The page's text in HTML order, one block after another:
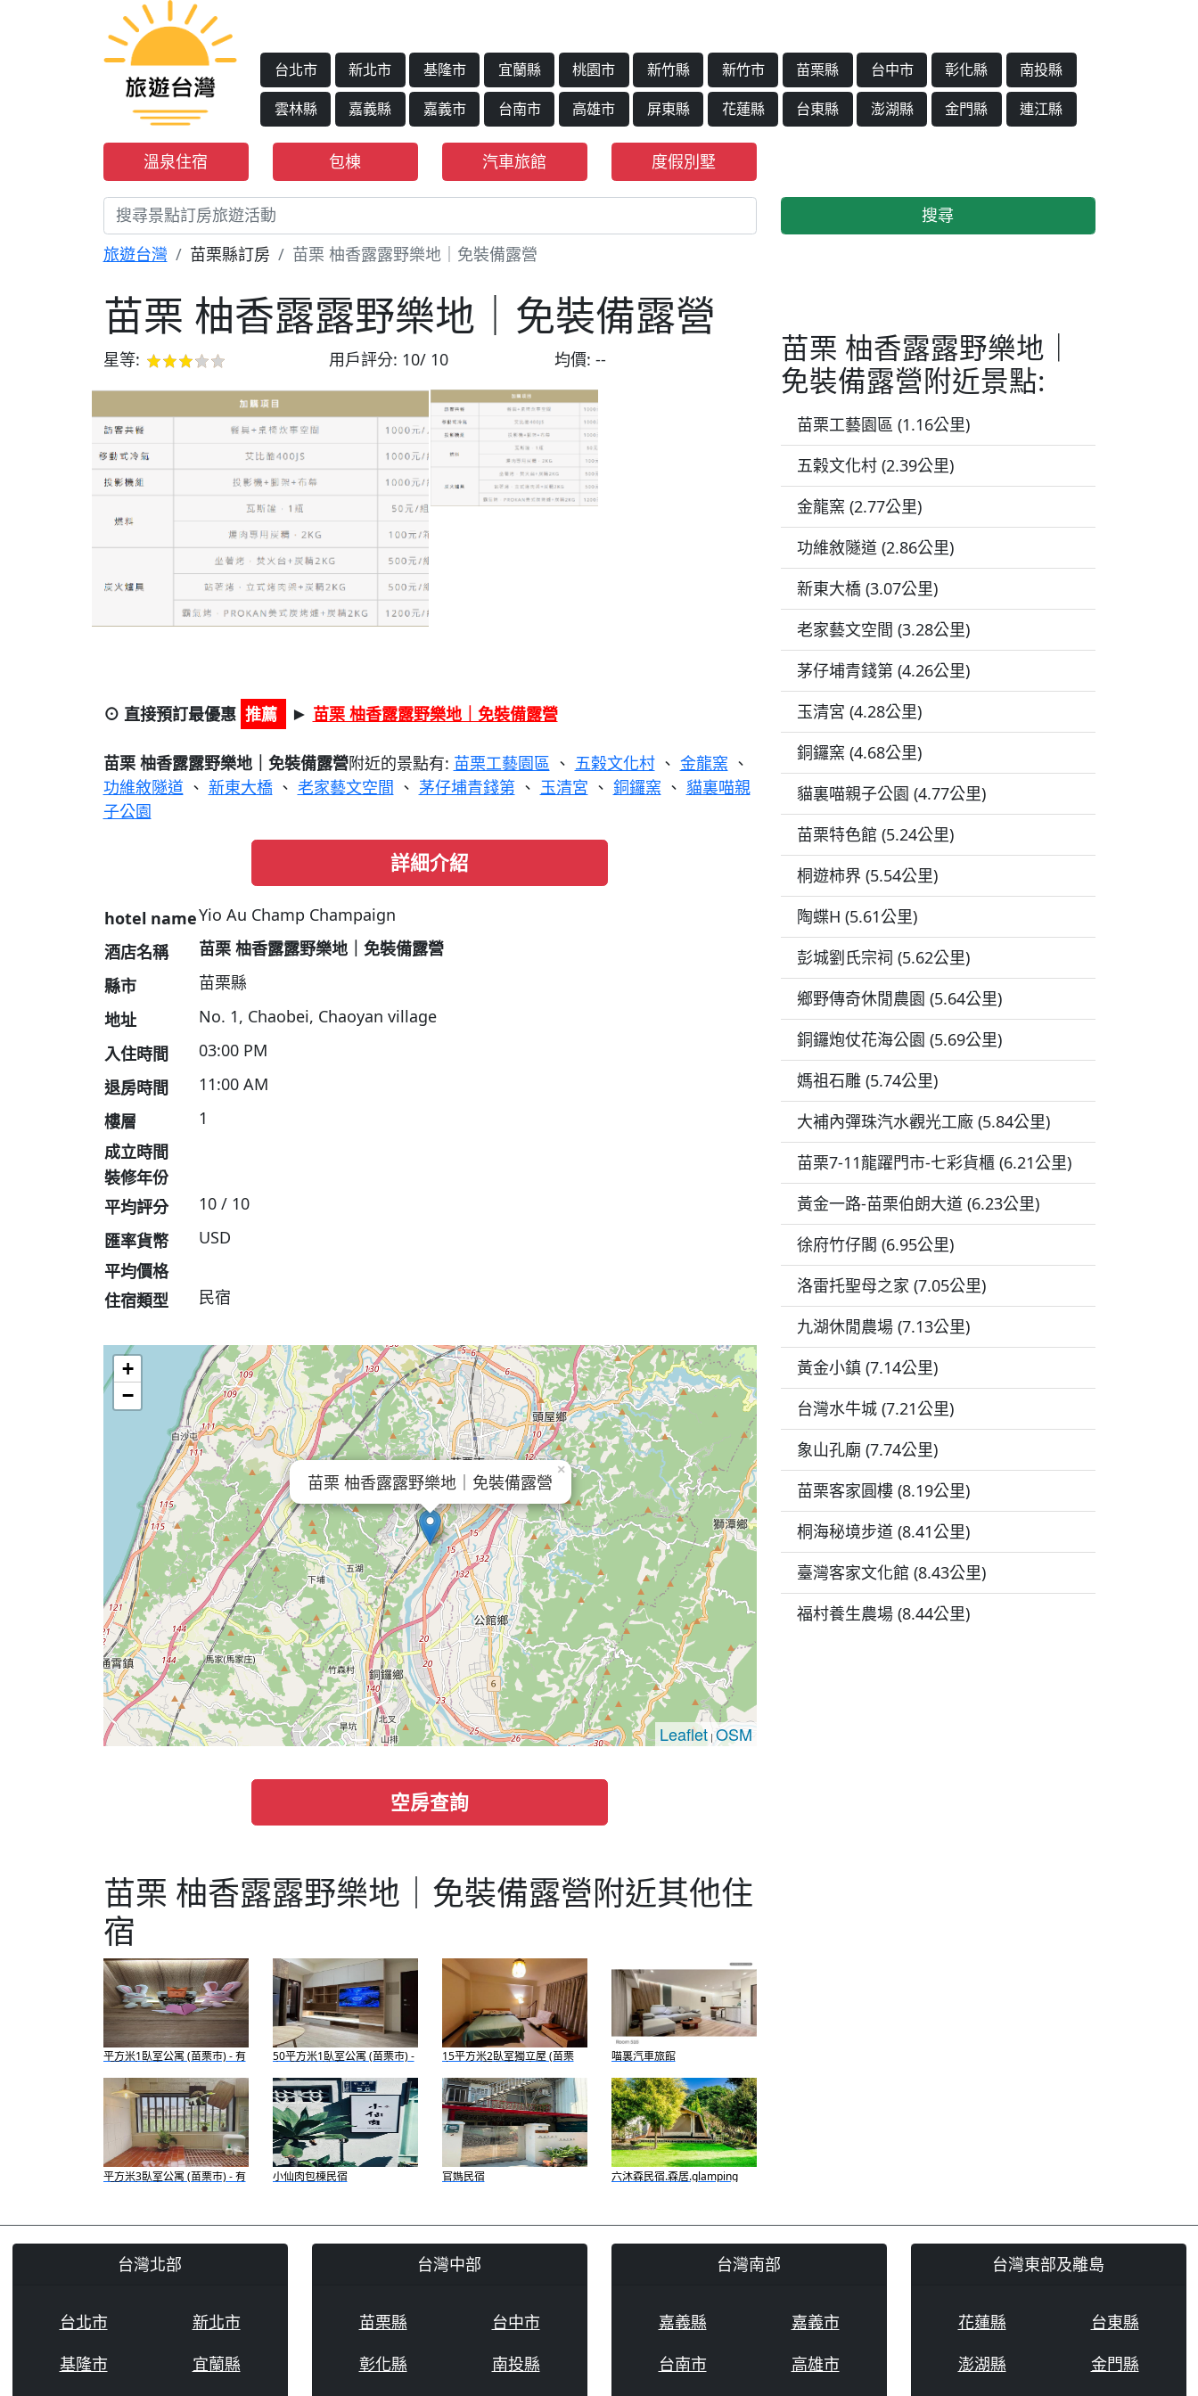
台北市 新北市 基隆市 宜蘭縣 桃園市 新竹縣 新竹市 苗栗縣 台中市 彰化縣
南投縣
雲林縣
嘉義縣 嘉義市 台南市 高雄市 屏東縣 花蓮縣 台東縣 澎湖縣 金門縣 連江縣
溫泉住宿 包棟 汽車旅館 度假別墅
搜尋
旅遊台灣
苗栗縣訂房 苗栗 柚香露露野樂地｜免裝備露營
苗栗 柚香露露野樂地｜免裝備露營
星等: 用戶評分: 10/ 10 均價:--
⊙ 直接預訂最優惠 推薦 ► 苗栗 柚香露露野樂地｜免裝備露營
苗栗 柚香露露野樂地｜免裝備露營附近的景點有: 苗栗工藝園區 、 五榖文化村、 金龍窯 、
功維敘隧道 、 新東大橋、 老家藝文空間 、 茅仔埔青錢第、 玉清宮 、 銅鑼窯 、 貓裏喵親
子公園
詳細介紹
hotel nameYio Au Champ Champaign
酒店名稱
苗栗 柚香露露野樂地｜免裝備露營
縣市
苗栗縣
地址
No. 1, Chaobei, Chaoyan village
入住時間
03:00 PM
退房時間
11:00 AM
樓層
1
成立時間
裝修年份
平均評分
10 / 10
匯率貨幣
USD
平均價格
住宿類型
民宿
苗栗 柚香露露野樂地｜免裝備露營
×
+
−
Leaflet| OSM
空房查詢
苗栗 柚香露露野樂地｜免裝備露營附近其他住
宿
平方米1臥室公寓 (苗栗市) - 有
1間私人浴室
50平方米1臥室公寓 (苗栗市) -
有1間私人浴室
15平方米2臥室獨立屋 (苗栗
市) - 有2間私人浴室
喵裏汽車旅館
平方米3臥室公寓 (苗栗市) - 有
2間私人浴室
小仙肉包棟民宿 官媽民宿 六沐森民宿.森居.glamping
苗栗 柚香露露野樂地｜
免裝備露營附近景點:
苗栗工藝園區 (1.16公里)
五榖文化村 (2.39公里)
金龍窯 (2.77公里)
功維敘隧道 (2.86公里)
新東大橋 (3.07公里)
老家藝文空間 (3.28公里)
茅仔埔青錢第 (4.26公里)
玉清宮 (4.28公里)
銅鑼窯 (4.68公里)
貓裏喵親子公園 (4.77公里)
苗栗特色館 (5.24公里)
桐遊柿界 (5.54公里)
陶蝶H (5.61公里)
彭城劉氏宗祠 (5.62公里)
鄉野傳奇休閒農園 (5.64公里)
銅鑼炮仗花海公園 (5.69公里)
媽祖石雕 (5.74公里)
大補內彈珠汽水觀光工廠 (5.84公里)
苗栗7-11龍躍門市-七彩貨櫃 (6.21公里)
黃金一路-苗栗伯朗大道 (6.23公里)
徐府竹仔閣 (6.95公里)
洛雷托聖母之家 (7.05公里)
九湖休閒農場 (7.13公里)
黃金小鎮 (7.14公里)
台灣水牛城 (7.21公里)
象山孔廟 (7.74公里)
苗栗客家圓樓 (8.19公里)
桐海秘境步道 (8.41公里)
臺灣客家文化館 (8.43公里)
福村養生農場 (8.44公里)
台灣北部
台北市
新北市
基隆市
宜蘭縣
台灣中部
苗栗縣
台中市
彰化縣
南投縣
台灣南部
嘉義縣
嘉義市
台南市
高雄市
台灣東部及離島
花蓮縣
台東縣
澎湖縣
金門縣